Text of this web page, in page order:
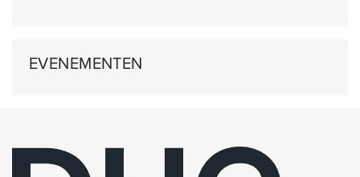
EVENEMENTEN